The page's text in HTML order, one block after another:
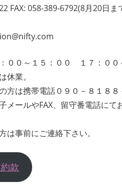
FAX: 058-389-6792(8月20日
０～１５：００ １７：００
休業。
方は携帯電話０９０－８１８８
メールやFAX、留守番電話に
は事前にご連絡下さい。
款